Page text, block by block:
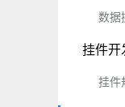
数据
挂件开
挂件